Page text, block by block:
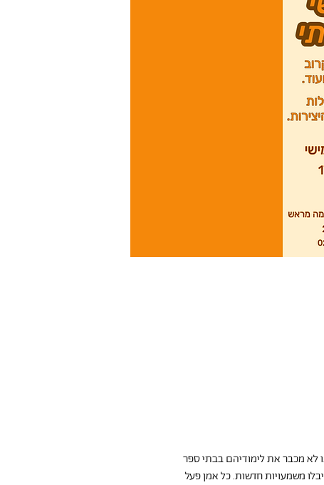
לא מכבר את לימודיהם בבתי ספר
ואלו קיבלו משמעויות חדשות. כל אמן פעל